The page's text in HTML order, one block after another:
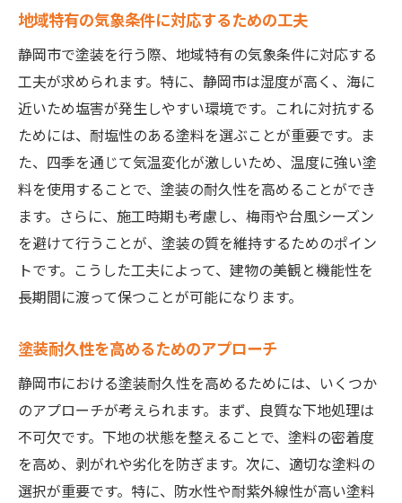
地域特有の気象条件に対応するための工夫
静岡市で塗装を行う際、地域特有の気象条件に対応する
工夫が求められます。特に、静岡市は湿度が高く、海に
近いため塩害が発生しやすい環境です。これに対抗する
ためには、耐塩性のある塗料を選ぶことが重要です。ま
た、四季を通じて気温変化が激しいため、温度に強い塗
料を使用することで、塗装の耐久性を高めることができ
ます。さらに、施工時期も考慮し、梅雨や台風シーズン
を避けて行うことが、塗装の質を維持するためのポイン
トです。こうした工夫によって、建物の美観と機能性を
長期間に渡って保つことが可能になります。
塗装耐久性を高めるためのアプローチ
静岡市における塗装耐久性を高めるためには、いくつか
のアプローチが考えられます。まず、良質な下地処理は
不可欠です。下地の状態を整えることで、塗料の密着度
を高め、剥がれや劣化を防ぎます。次に、適切な塗料の
選択が重要です。特に、防水性や耐紫外線性が高い塗料